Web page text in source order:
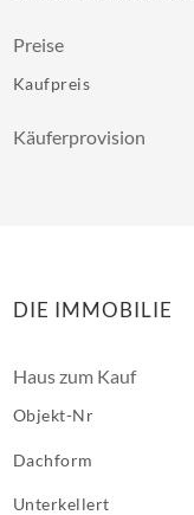
Preise
Kaufpreis
Käuferprovision
DIE IMMOBILIE
Haus zum Kauf
Objekt-Nr
Dachform
Unterkellert